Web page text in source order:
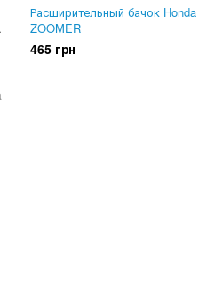
Расширительный бачок Honda
ZOOMER
465 грн